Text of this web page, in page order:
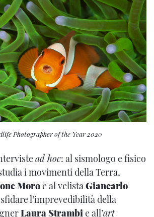
Photographer of the Year 2020
ad hoc: al sismologo e fisico
i movimenti della Terra,
Moroe al velista Giancarlo
l’imprevedibilità della
Laura Strambi e all’art